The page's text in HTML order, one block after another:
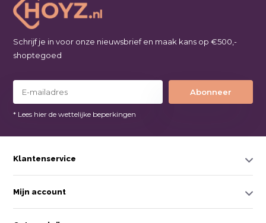
Schrijf je in voor onze nieuwsbrief en maak kans op €500,-
shoptegoed
Abonneer
* Lees hier de wettelijke beperkingen
Klantenservice
Mijn account